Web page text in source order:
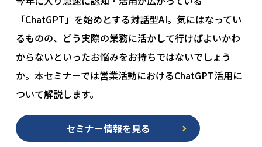
「ChatGPT」を始めとする対話型AI。気にはなってい
るものの、どう実際の業務に活かして行けばよいかわ
からないといったお悩みをお持ちではないでしょう
か。本セミナーでは営業活動におけるChatGPT活用に
ついて解説します。
セミナー情報を見る